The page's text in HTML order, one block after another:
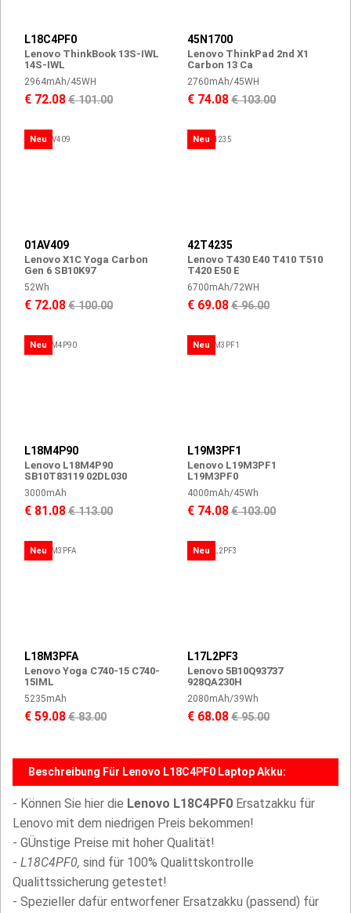
L18C4PF0
Lenovo ThinkBook 13S-IWL
14S-IWL
2964mAh/45WH
€ 72.08€ 101.00
45N1700
Lenovo ThinkPad 2nd X1
Carbon 13 Ca
2760mAh/45WH
€ 74.08€ 103.00
Neu
01AV409
Lenovo X1C Yoga Carbon
Gen 6 SB10K97
52Wh
€ 72.08€ 100.00
Neu
42T4235
Lenovo T430 E40 T410 T510
T420 E50 E
6700mAh/72WH
€ 69.08€ 96.00
Neu
L18M4P90
Lenovo L18M4P90
SB10T83119 02DL030
3000mAh
€ 81.08€ 113.00
Neu
L19M3PF1
Lenovo L19M3PF1
L19M3PF0
4000mAh/45Wh
€ 74.08€ 103.00
Neu
L18M3PFA
Lenovo Yoga C740-15 C740-
15IML
5235mAh
€ 59.08€ 83.00
Neu
L17L2PF3
Lenovo 5B10Q93737
928QA230H
2080mAh/39Wh
€ 68.08€ 95.00
Beschreibung Für Lenovo L18C4PF0 Laptop Akku:
- Können Sie hier die Lenovo L18C4PF0 Ersatzakku für
Lenovo mit dem niedrigen Preis bekommen!
- GÜnstige Preise mit hoher Qualität!
- L18C4PF0, sind für 100% Qualittskontrolle
Qualittssicherung getestet!
- Spezieller dafür entworfener Ersatzakku (passend) für